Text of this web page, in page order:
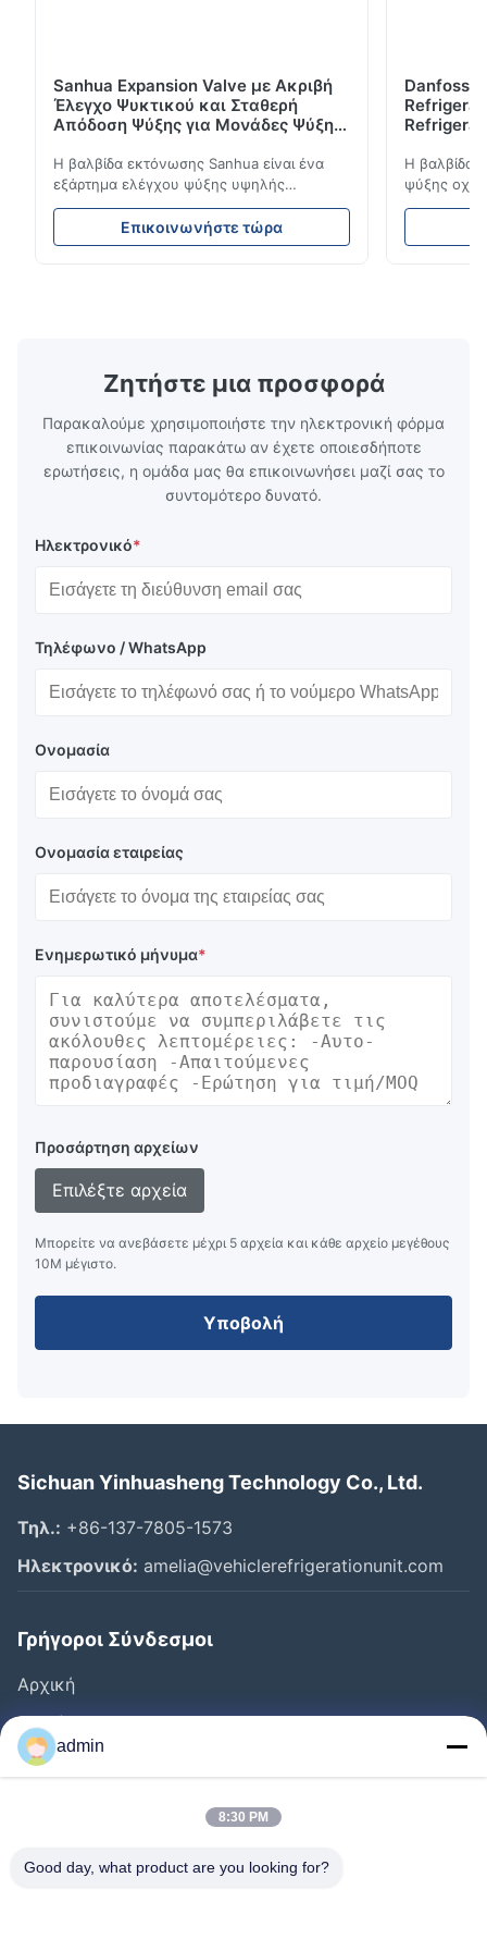
Sanhua Expansion Valve με Ακριβή
Έλεγχο Ψυκτικού και Σταθερή
Απόδοση Ψύξης για Μονάδες Ψύξης
Η βαλβίδα εκτόνωσης Sanhua είναι ένα
εξάρτημα ελέγχου ψύξης υψηλής
απόδοσης που έχει σχεδιαστεί για μονάδες
ψύξης φορτηγών, φορτηγά-ψυγεία και
συστήματα μεταφοράς με κρύα αλυσίδα.
Επικοινωνήστε τώρα
Danfoss
Η βαλβίδα
ψύξης
ροή του
απόδοση.
Ζητήστε μια προσφορά
Παρακαλούμε χρησιμοποιήστε την ηλεκτρονική φόρμα
επικοινωνίας παρακάτω αν έχετε οποιεσδήποτε
ερωτήσεις, η ομάδα μας θα επικοινωνήσει μαζί σας το
συντομότερο δυνατό.
Ηλεκτρονικό*
Τηλέφωνο / WhatsApp
Ονομασία
Ονομασία εταιρείας
Ενημερωτικό μήνυμα*
Προσάρτηση αρχείων
Επιλέξτε αρχεία
Μπορείτε να ανεβάσετε μέχρι 5 αρχεία και κάθε αρχείο μεγέθους
10M μέγιστο.
Υποβολή
Sichuan Yinhuasheng Technology Co., Ltd.
Τηλ.: +86-137-7805-1573
Ηλεκτρονικό: amelia@vehiclerefrigerationunit.com
Γρήγοροι Σύνδεσμοι
Αρχική
Προϊόντα
Βίντεο
Έλεγχος Ποιότητας
admin
8:30 PM
Good day, what product are you looking for?